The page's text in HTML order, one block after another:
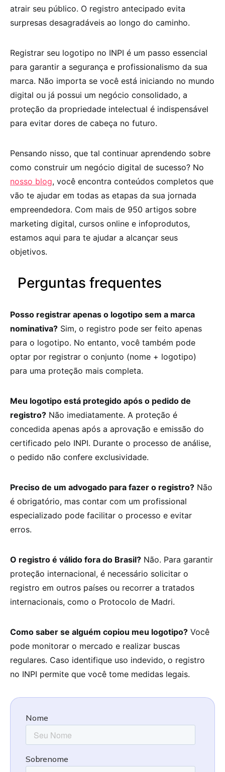
atrair seu público. O registro antecipado evita
surpresas desagradáveis ao longo do caminho.
Registrar seu logotipo no INPI é um passo essencial
para garantir a segurança e profissionalismo da sua
marca. Não importa se você está iniciando no mundo
digital ou já possui um negócio consolidado, a
proteção da propriedade intelectual é indispensável
para evitar dores de cabeça no futuro.
Pensando nisso, que tal continuar aprendendo sobre
como construir um negócio digital de sucesso? No
nosso blog, você encontra conteúdos completos que
vão te ajudar em todas as etapas da sua jornada
empreendedora. Com mais de 950 artigos sobre
marketing digital, cursos online e infoprodutos,
estamos aqui para te ajudar a alcançar seus
objetivos.
Perguntas frequentes
Posso registrar apenas o logotipo sem a marca
nominativa? Sim, o registro pode ser feito apenas
para o logotipo. No entanto, você também pode
optar por registrar o conjunto (nome + logotipo)
para uma proteção mais completa.
Meu logotipo está protegido após o pedido de
registro? Não imediatamente. A proteção é
concedida apenas após a aprovação e emissão do
certificado pelo INPI. Durante o processo de análise,
o pedido não confere exclusividade.
Preciso de um advogado para fazer o registro? Não
é obrigatório, mas contar com um profissional
especializado pode facilitar o processo e evitar
erros.
O registro é válido fora do Brasil? Não. Para garantir
proteção internacional, é necessário solicitar o
registro em outros países ou recorrer a tratados
internacionais, como o Protocolo de Madri.
Como saber se alguém copiou meu logotipo? Você
pode monitorar o mercado e realizar buscas
regulares. Caso identifique uso indevido, o registro
no INPI permite que você tome medidas legais.